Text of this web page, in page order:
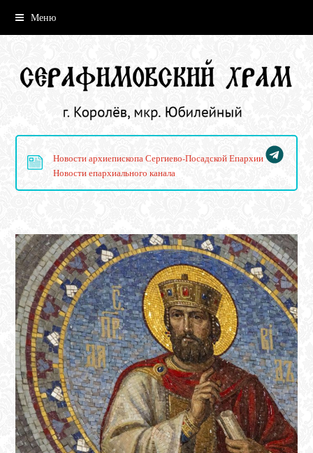
Меню
Новости архиепископа Сергиево-Посадской Епархии
Новости епархиального канала